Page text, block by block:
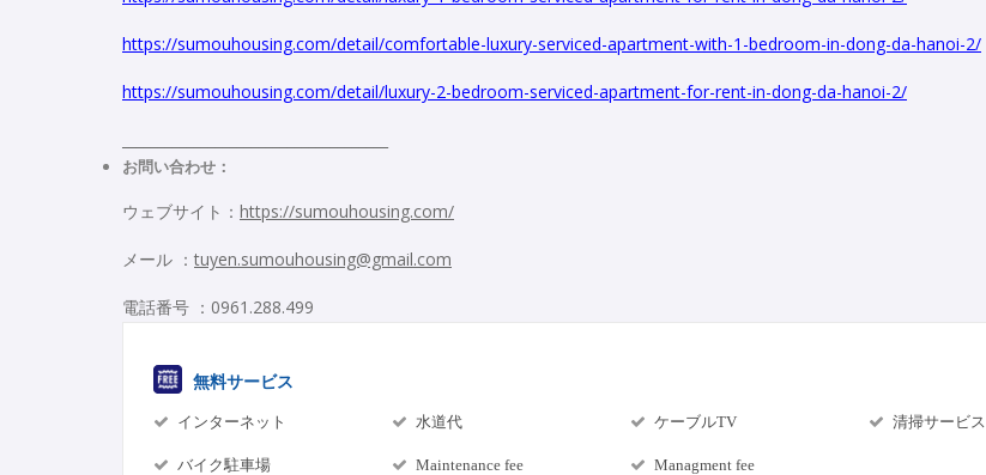
https://sumouhousing.com/detail/comfortable-luxury-serviced-apartment-with-1-bedroom-in-dong-da-hanoi-2/
https://sumouhousing.com/detail/luxury-2-bedroom-serviced-apartment-for-rent-in-dong-da-hanoi-2/
お問い合わせ：
ウェブサイト： https://sumouhousing.com/
メール ： tuyen.sumouhousing@gmail.com
電話番号 ：0961.288.499
無料サービス
インターネット 水道代 ケーブルTV 清掃サービス
バイク駐車場 Maintenance fee Managment fee